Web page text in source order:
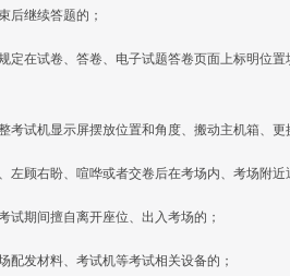
后继续答题的；
定在试卷、答卷、电子试题答卷页面上标明位
考试机显示屏摆放位置和角度、搬动主机箱、
左顾右盼、喧哗或者交卷后在考场内、考场附
试期间擅自离开座位、出入考场的；
配发材料、考试机等考试相关设备的；